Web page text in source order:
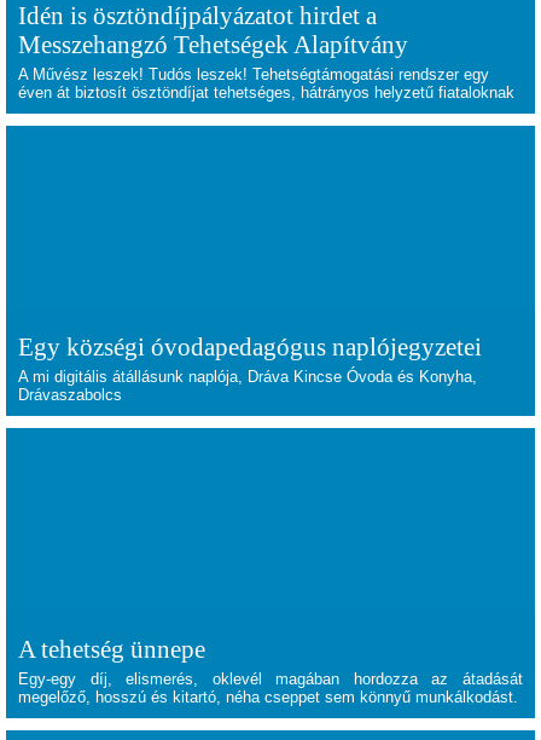
Idén is ösztöndíjpályázatot hirdet a
Messzehangzó Tehetségek Alapítvány
A Művész leszek! Tudós leszek! Tehetségtámogatási rendszer egy
éven át biztosít ösztöndíjat tehetséges, hátrányos helyzetű fiataloknak
Egy községi óvodapedagógus naplójegyzetei
A mi digitális átállásunk naplója, Dráva Kincse Óvoda és Konyha,
Drávaszabolcs
A tehetség ünnepe
Egy-egy díj, elismerés, oklevél magában hordozza az átadását
megelőző, hosszú és kitartó, néha cseppet sem könnyű munkálkodást.